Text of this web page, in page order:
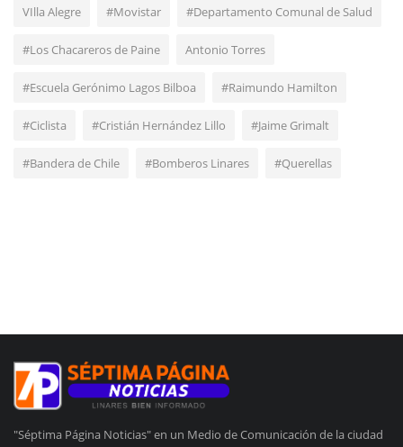
VIlla Alegre #Movistar #Departamento Comunal de Salud
#Los Chacareros de Paine Antonio Torres
#Escuela Gerónimo Lagos Bilboa #Raimundo Hamilton
#Ciclista #Cristián Hernández Lillo #Jaime Grimalt
#Bandera de Chile #Bomberos Linares #Querellas
"Séptima Página Noticias" en un Medio de Comunicación de la ciudad